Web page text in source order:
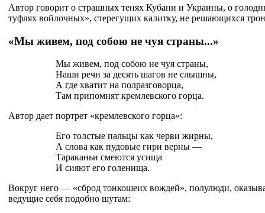
Автор говорит о страшных тенях Кубани и Украины, о
туфлях войлочных», стерегущих калитку, не решающихся
«Мы живем, под собою не чуя страны...»
Мы живем, под собою не чуя страны,
Наши речи за десять шагов не слышны,
А где хватит на полразговорца,
Там припомнят кремлевского горца.
Автор дает портрет «кремлевского горца»:
Его толстые пальцы как черви жирны,
А слова как пудовые гири верны —
Тараканьи смеются усища
И сияют его голенища.
Вокруг него — «сброд тонкошеих вождей», полулюди,
ведущие себя подобно шутам: